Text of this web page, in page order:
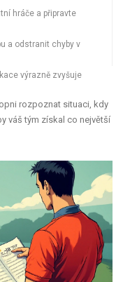
hráče a připravte
a odstranit chyby v
výrazně zvyšuje
rozpoznat situaci, kdy
váš tým získal co největší